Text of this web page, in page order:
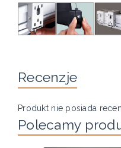
Recenzje
Produkt nie posiada
Polecamy